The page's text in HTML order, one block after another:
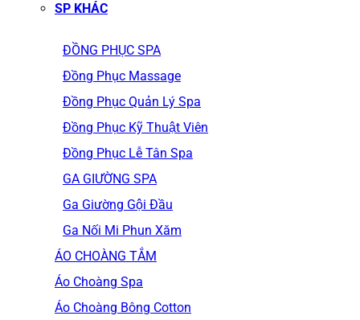
SP KHÁC
ĐỒNG PHỤC SPA
Đồng Phục Massage
Đồng Phục Quản Lý Spa
Đồng Phục Kỹ Thuật Viên
Đồng Phục Lễ Tân Spa
GA GIƯỜNG SPA
Ga Giường Gội Đầu
Ga Nối Mi Phun Xăm
ÁO CHOÀNG TẮM
Áo Choàng Spa
Áo Choàng Bông Cotton